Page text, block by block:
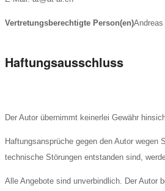
Vertretungsberechtigte Person(en)
Haftungsausschluss
Der Autor übernimmt keinerlei Gewähr
Haftungsansprüche gegen den Autor
technische Störungen entstanden sind,
Alle Angebote sind unverbindlich. Der Autor